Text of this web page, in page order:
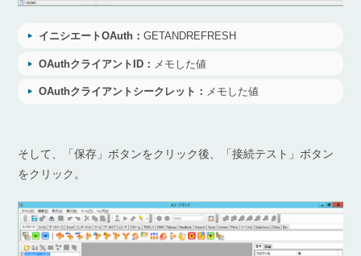
イニシエートOAuth：GETANDREFRESH
OAuthクライアントID： メモした値
OAuthクライアントシークレット： メモした値
そして、「保存」ボタンをクリック後、「接続テスト」ボタン
をクリック。